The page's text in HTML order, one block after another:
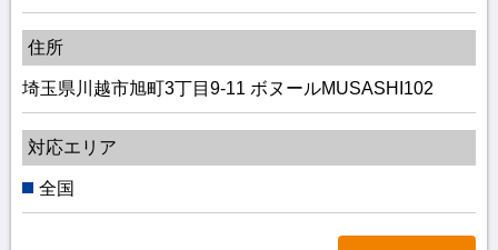
住所
埼玉県川越市旭町3丁目9-11 ボヌールMUSASHI102
対応エリア
全国